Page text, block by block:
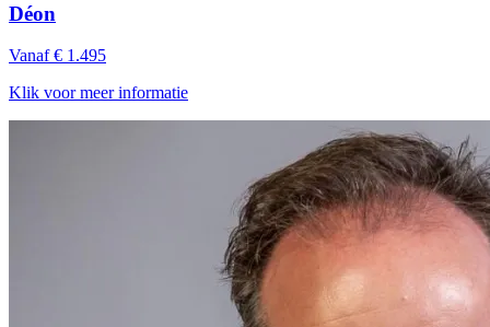
Déon
Vanaf € 1.495
Klik voor meer informatie